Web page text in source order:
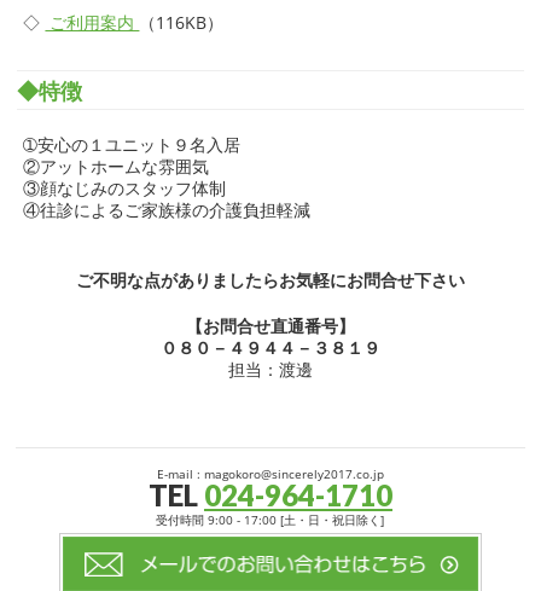
◇ ご利用案内 （116KB）
◆特徴
➀安心の１ユニット９名入居
②アットホームな雰囲気
③顔なじみのスタッフ体制
④往診によるご家族様の介護負担軽減
ご不明な点がありましたらお気軽にお問合せ下さい
【お問合せ直通番号】
０８０－４９４４－３８１９
担当：渡邊
E-mail : magokoro@sincerely2017.co.jp
TEL 024-964-1710
受付時間 9:00 - 17:00 [土・日・祝日除く]